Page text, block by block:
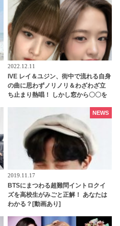
2022.12.11
IVE レイ＆ユジン、街中で流れる自身
の曲に思わずノリノリ＆わざわざ立
ち止まり熱唱！ しかし窓から〇〇を
い反応にほっこり
2019.11.17
BTSにまつわる超難問イントロクイ
ズを高校生がみごと正解！ あなたは
わかる？[動画あり]
NEWS